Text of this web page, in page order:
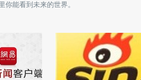
你能看到未来的世界。